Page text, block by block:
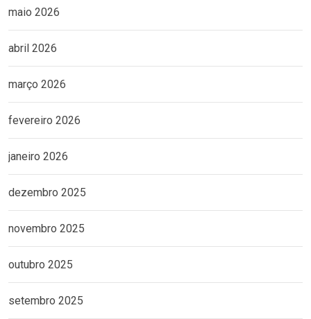
maio 2026
abril 2026
março 2026
fevereiro 2026
janeiro 2026
dezembro 2025
novembro 2025
outubro 2025
setembro 2025